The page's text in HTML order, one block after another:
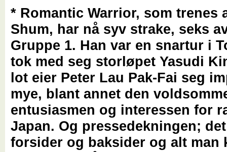
* Romantic Warrior, som trenes
Shum, har nå syv strake, seks
Gruppe 1. Han var en snartur i
tok med seg storløpet Yasudi
lot eier Peter Lau Pak-Fai seg
mye, blant annet den
entusiasmen og interessen for
Japan. Og pressedekningen;
forsider og baksider og alt man